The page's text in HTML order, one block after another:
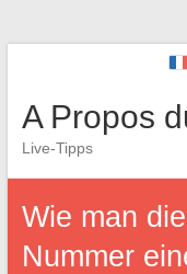
A Propos
Live-Tipps
Wie man
Nummer